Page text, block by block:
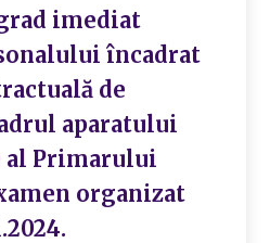
imediat
încadrat
de
aparatului
al Primarului
organizat